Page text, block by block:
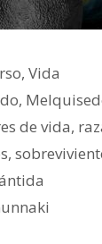
,Vida
,
de vida,
,